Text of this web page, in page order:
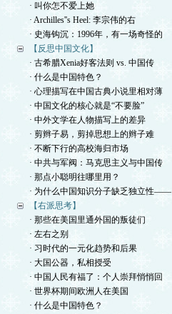
· 叫你怎不爱上她
· Archilles''s Heel: 李宗伟的右
· 史海钩沉：1996年，有一场奇怪的
【反思中国文化】
· 古希腊Xenia好客法则 vs. 中国传
· 什么是中国特色？
· 心理描写在中国古典小说里相对薄
· 中国文化的核心就是“不要脸”
· 中外文学在人物描写上的差异
· 剪辫子易，剪掉思想上的辫子难
· 不断下行的高校海归市场
· 中共与军阀：马克思主义与中国传
· 那点小聪明往哪里用？
· 为什么中国知识分子缺乏独立性——
【右派思考】
· 那些在美国里通外国的叛徒们
· 左右之别
· 习时代的一元化趋势和后果
· 大国公器，私相授受
· 中国人民有福了：个人崇拜悄悄回
· 世界杯期间欧洲人在美国
· 什么是中国特色？